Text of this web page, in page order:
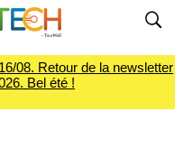
08. Retour de la newsletter
Bel été !